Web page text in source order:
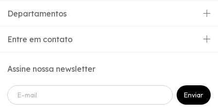
Departamentos
Entre em contato
Assine nossa newsletter